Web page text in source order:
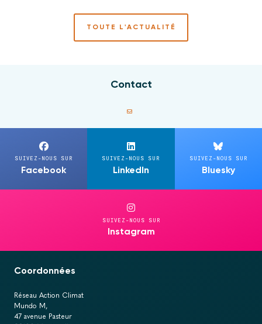
TOUTE L'ACTUALITÉ
Contact
SUIVEZ-NOUS SUR
Facebook
SUIVEZ-NOUS SUR
LinkedIn
SUIVEZ-NOUS SUR
Bluesky
SUIVEZ-NOUS SUR
Instagram
Coordonnées
Réseau Action Climat
Mundo M,
47 avenue Pasteur